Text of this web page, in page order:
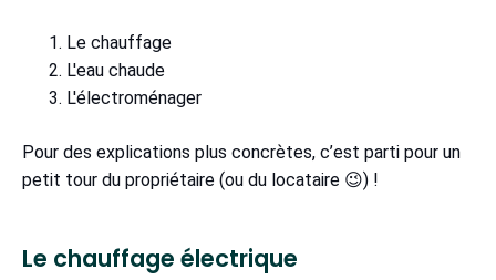
Le chauffage
L'eau chaude
L'électroménager
Pour des explications plus concrètes, c’est parti pour un
petit tour du propriétaire (ou du locataire 😉) !
Le chauffage électrique